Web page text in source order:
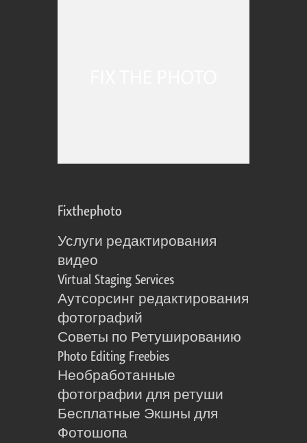
Fixthephoto
Услуги редактирования
видео
Virtual Staging Services
Аутсорсинг редактирования
фотографий
Советы по Ретушированию
Photo Editing Freebies
Необработанные
фотографии для ретуши
Бесплатные Экшны для
Фотошопа